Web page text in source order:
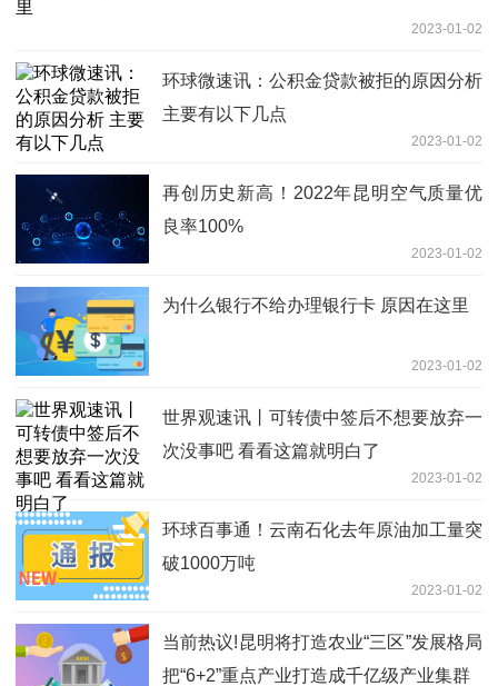
2023-01-02
环球微速讯：公积金贷款被拒的原因分析
主要有以下几点
2023-01-02
再创历史新高！2022年昆明空气质量优
良率100%
2023-01-02
为什么银行不给办理银行卡 原因在这里
2023-01-02
世界观速讯丨可转债中签后不想要放弃一
次没事吧 看看这篇就明白了
2023-01-02
环球百事通！云南石化去年原油加工量突
破1000万吨
2023-01-02
当前热议!昆明将打造农业“三区”发展格局
把“6+2”重点产业打造成千亿级产业集群